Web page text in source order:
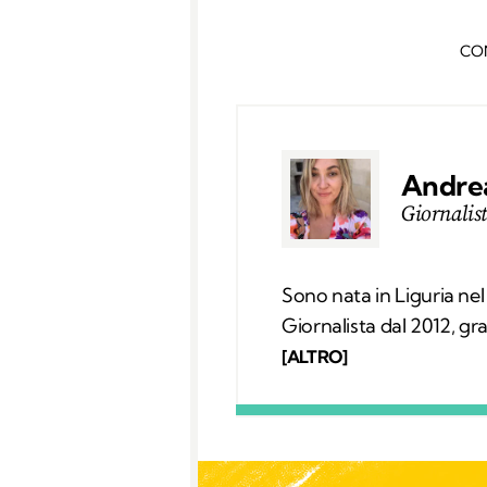
Sono nata in Liguria
Giornalista dal 2012,
diventato un lavoro
Nel tempo libero tanti
[ALTRO]